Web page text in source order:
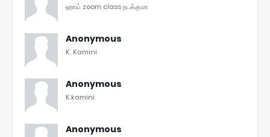
ஹாய் zoom class நடக்குமா
Anonymous
K. Kamini
Anonymous
K.kamini
Anonymous